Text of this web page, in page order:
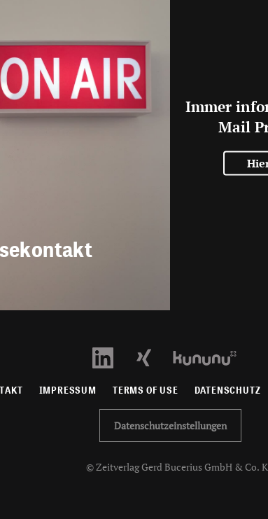
Immer
Mail
IMPRESSUM TERMS OF USE DATENSCHUTZ
Datenschutzeinstellungen
© Zeitverlag Gerd Bucerius GmbH & Co.